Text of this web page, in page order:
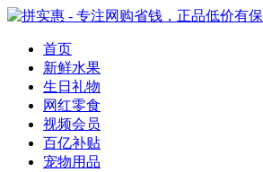
首页
新鲜水果
生日礼物
网红零食
视频会员
百亿补贴
宠物用品